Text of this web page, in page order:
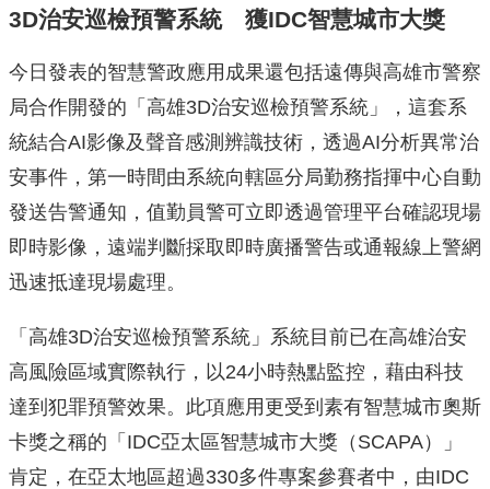
3D治安巡檢預警系統 獲IDC智慧城市大獎
今日發表的智慧警政應用成果還包括遠傳與高雄市警察
局合作開發的「高雄3D治安巡檢預警系統」，這套系
統結合AI影像及聲音感測辨識技術，透過AI分析異常治
安事件，第一時間由系統向轄區分局勤務指揮中心自動
發送告警通知，值勤員警可立即透過管理平台確認現場
即時影像，遠端判斷採取即時廣播警告或通報線上警網
迅速抵達現場處理。
「高雄3D治安巡檢預警系統」系統目前已在高雄治安
高風險區域實際執行，以24小時熱點監控，藉由科技
達到犯罪預警效果。此項應用更受到素有智慧城市奧斯
卡獎之稱的「IDC亞太區智慧城市大獎（SCAPA）」
肯定，在亞太地區超過330多件專案參賽者中，由IDC